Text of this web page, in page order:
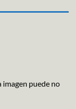
puede no